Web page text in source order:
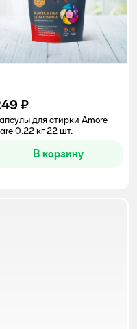
₽
для стирки Amore
0.22 кг 22 шт.
В корзину